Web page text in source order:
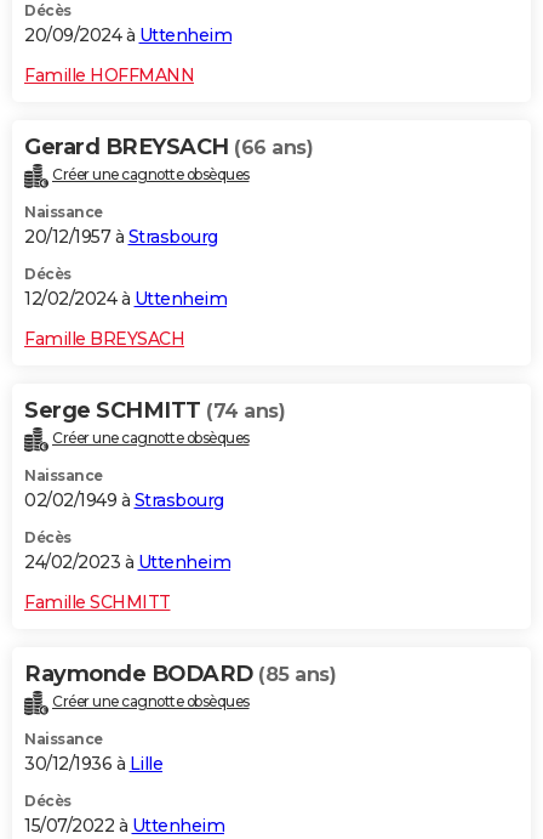
Décès
20/09/2024 à Uttenheim
Famille HOFFMANN
Gerard BREYSACH (66 ans)
Créer une cagnotte obsèques
Naissance
20/12/1957 à Strasbourg
Décès
12/02/2024 à Uttenheim
Famille BREYSACH
Serge SCHMITT (74 ans)
Créer une cagnotte obsèques
Naissance
02/02/1949 à Strasbourg
Décès
24/02/2023 à Uttenheim
Famille SCHMITT
Raymonde BODARD (85 ans)
Créer une cagnotte obsèques
Naissance
30/12/1936 à Lille
Décès
15/07/2022 à Uttenheim